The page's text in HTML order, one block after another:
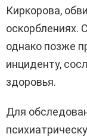
Киркорова,
оскорблениях.
однако позже
инциденту,
здоровья.
Для